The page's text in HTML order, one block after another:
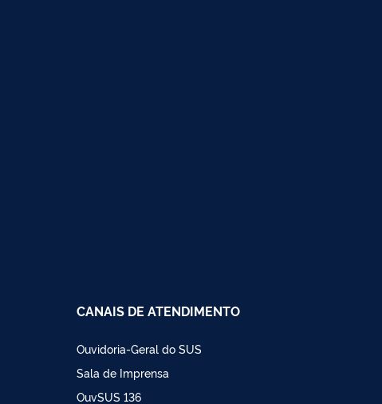
CANAIS DE ATENDIMENTO
Ouvidoria-Geral do SUS
Sala de Imprensa
OuvSUS 136